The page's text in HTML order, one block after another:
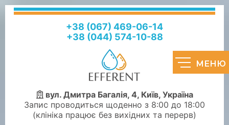
+38 (067) 469-06-14
+38 (044) 574-10-88
вул. Дмитра Багалія, 4, Київ, Україна
Запис проводиться щоденно з 8:00 до 18:00
(клініка працює без вихідних та перерв)